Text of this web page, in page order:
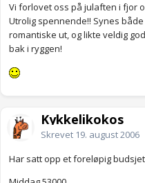
Vi forlovet oss på julaften i fjor
Utrolig spennende!! Synes
romantiske ut, og likte veldig
bak i ryggen!
Kykkelikokos
Skrevet 19. august 2006
Har satt opp et foreløpig